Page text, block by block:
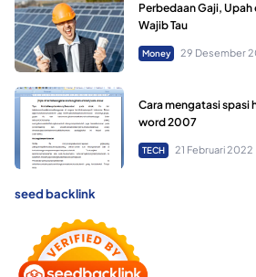
Perbedaan Gaji, Upah
Wajib Tau
Money 29 Desember
Cara mengatasi spasi
word 2007
TECH 21 Februari 2022
seed backlink